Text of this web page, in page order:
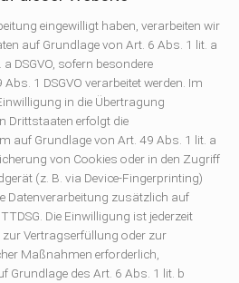
eingewilligt haben, verarbeiten wir
auf Grundlage von Art. 6 Abs. 1 lit. a
DSGVO, sofern besondere
1 DSGVO verarbeitet werden. Im
in die Übertragung
Drittstaaten erfolgt die
auf Grundlage von Art. 49 Abs. 1 lit. a
von Cookies oder in den Zugriff
(z. B. via Device-Fingerprinting)
Datenverarbeitung zusätzlich auf
Die Einwilligung ist jederzeit
zur Vertragserfüllung oder zur
Maßnahmen erforderlich,
Grundlage des Art. 6 Abs. 1 lit. b